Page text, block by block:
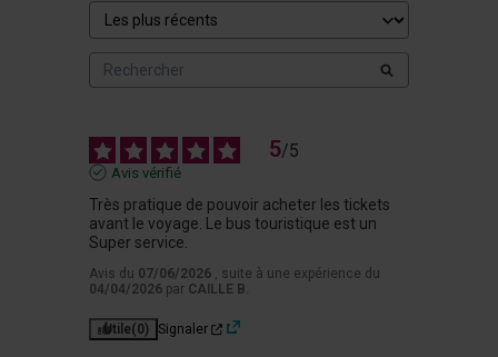
5/5
Avis vérifié
Très pratique de pouvoir acheter les tickets
avant le voyage. Le bus touristique est un
Super service.
Avis du 07/06/2026 , suite à une expérience du
04/04/2026 par CAILLE B.
Utile(0) Signaler